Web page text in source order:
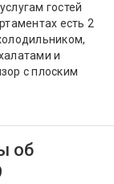
гостей
есть 2
и
с плоским
об